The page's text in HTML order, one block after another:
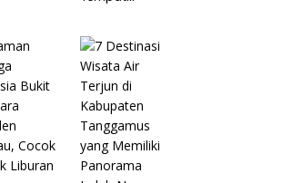
Ikonik di
Semarang
untuk Liburan
di Akhir
Pekan